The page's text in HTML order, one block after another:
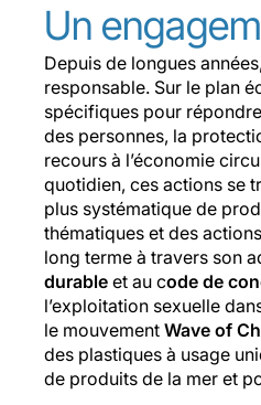
Un
Depuis de longues
responsable. Sur le plan
spécifiques pour
des personnes, la
recours à l’économie
quotidien, ces actions se
plus systématique de
thématiques et des
long terme à travers son
durable et au code de
l’exploitation sexuelle
le mouvement Wave of
des plastiques à usage
de produits de la mer et